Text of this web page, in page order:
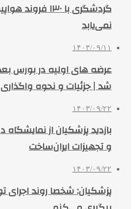
گردشگری با ۱۳۰
نمی‌یابد
۱۴۰۳/۰۹/۱۱
شد | جزئیات و نحوه
۱۴۰۳/۰۹/۲۲
بازدید پزشکیان از
و تجهیزات ایران‌ساخت
۱۴۰۳/۰۹/۲۲
پزشکیان: شخصا روند اجرای